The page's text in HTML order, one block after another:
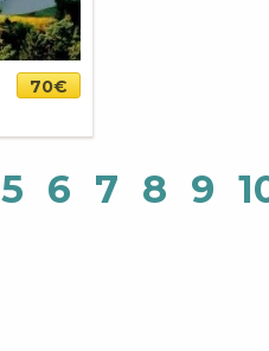
70€
5 6 7 8 9